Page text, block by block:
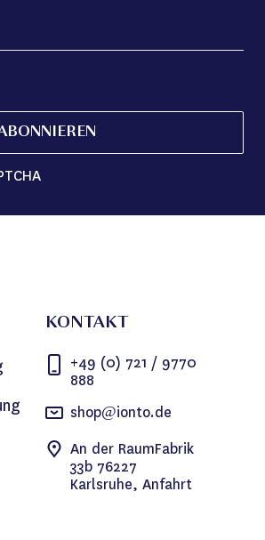
KONTAKT
+49 (0) 721 / 9770
888
shop@ionto.de
An der RaumFabrik
33b 76227
Karlsruhe, Anfahrt